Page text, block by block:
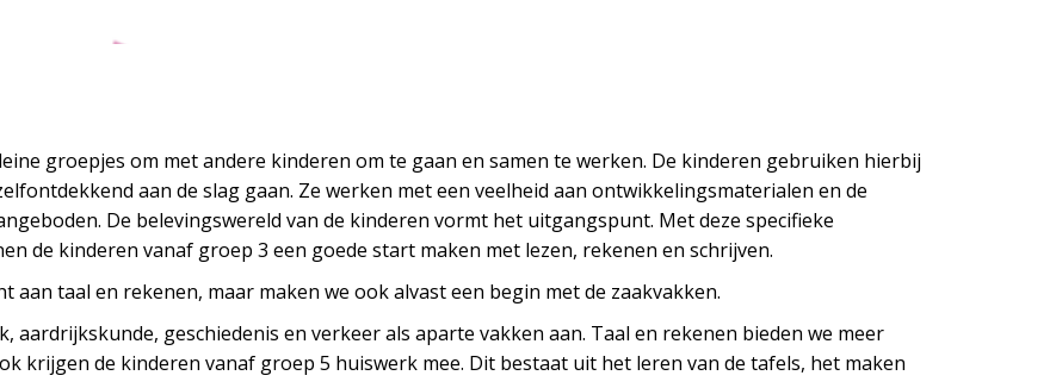
groepjes om met andere kinderen om te gaan en samen te werken. De kinderen gebruiken hierbij
aan de slag gaan. Ze werken met een veelheid aan ontwikkelingsmaterialen en de
De belevingswereld van de kinderen vormt het uitgangspunt. Met deze specifieke
de kinderen vanaf groep 3 een goede start maken met lezen, rekenen en schrijven.
aan taal en rekenen, maar maken we ook alvast een begin met de zaakvakken.
aardrijkskunde, geschiedenis en verkeer als aparte vakken aan. Taal en rekenen bieden we meer
krijgen de kinderen vanaf groep 5 huiswerk mee. Dit bestaat uit het leren van de tafels, het maken